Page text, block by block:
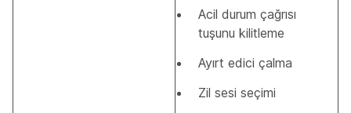
Acil durum çağrısı
tuşunu kilitleme
Ayırt edici çalma
Zil sesi seçimi